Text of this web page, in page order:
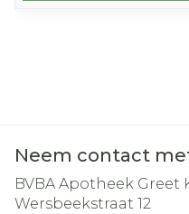
Neem contact
BVBA Apotheek Greet
Wersbeekstraat 12